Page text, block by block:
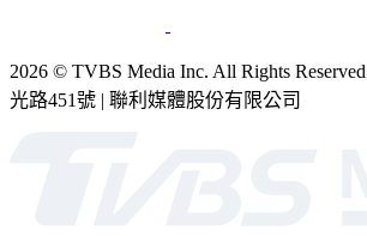
2026 © TVBS Media Inc. All Rights
光路451號 | 聯利媒體股份有限公司